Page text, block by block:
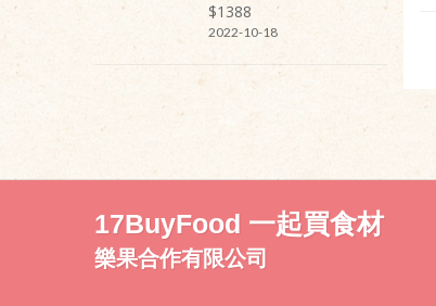
$1388
2022-10-18
17BuyFood 一起買食材
樂果合作有限公司